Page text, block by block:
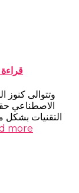
وتتوالى كنوز
الاصطناعي
التقنيات بشكل
more